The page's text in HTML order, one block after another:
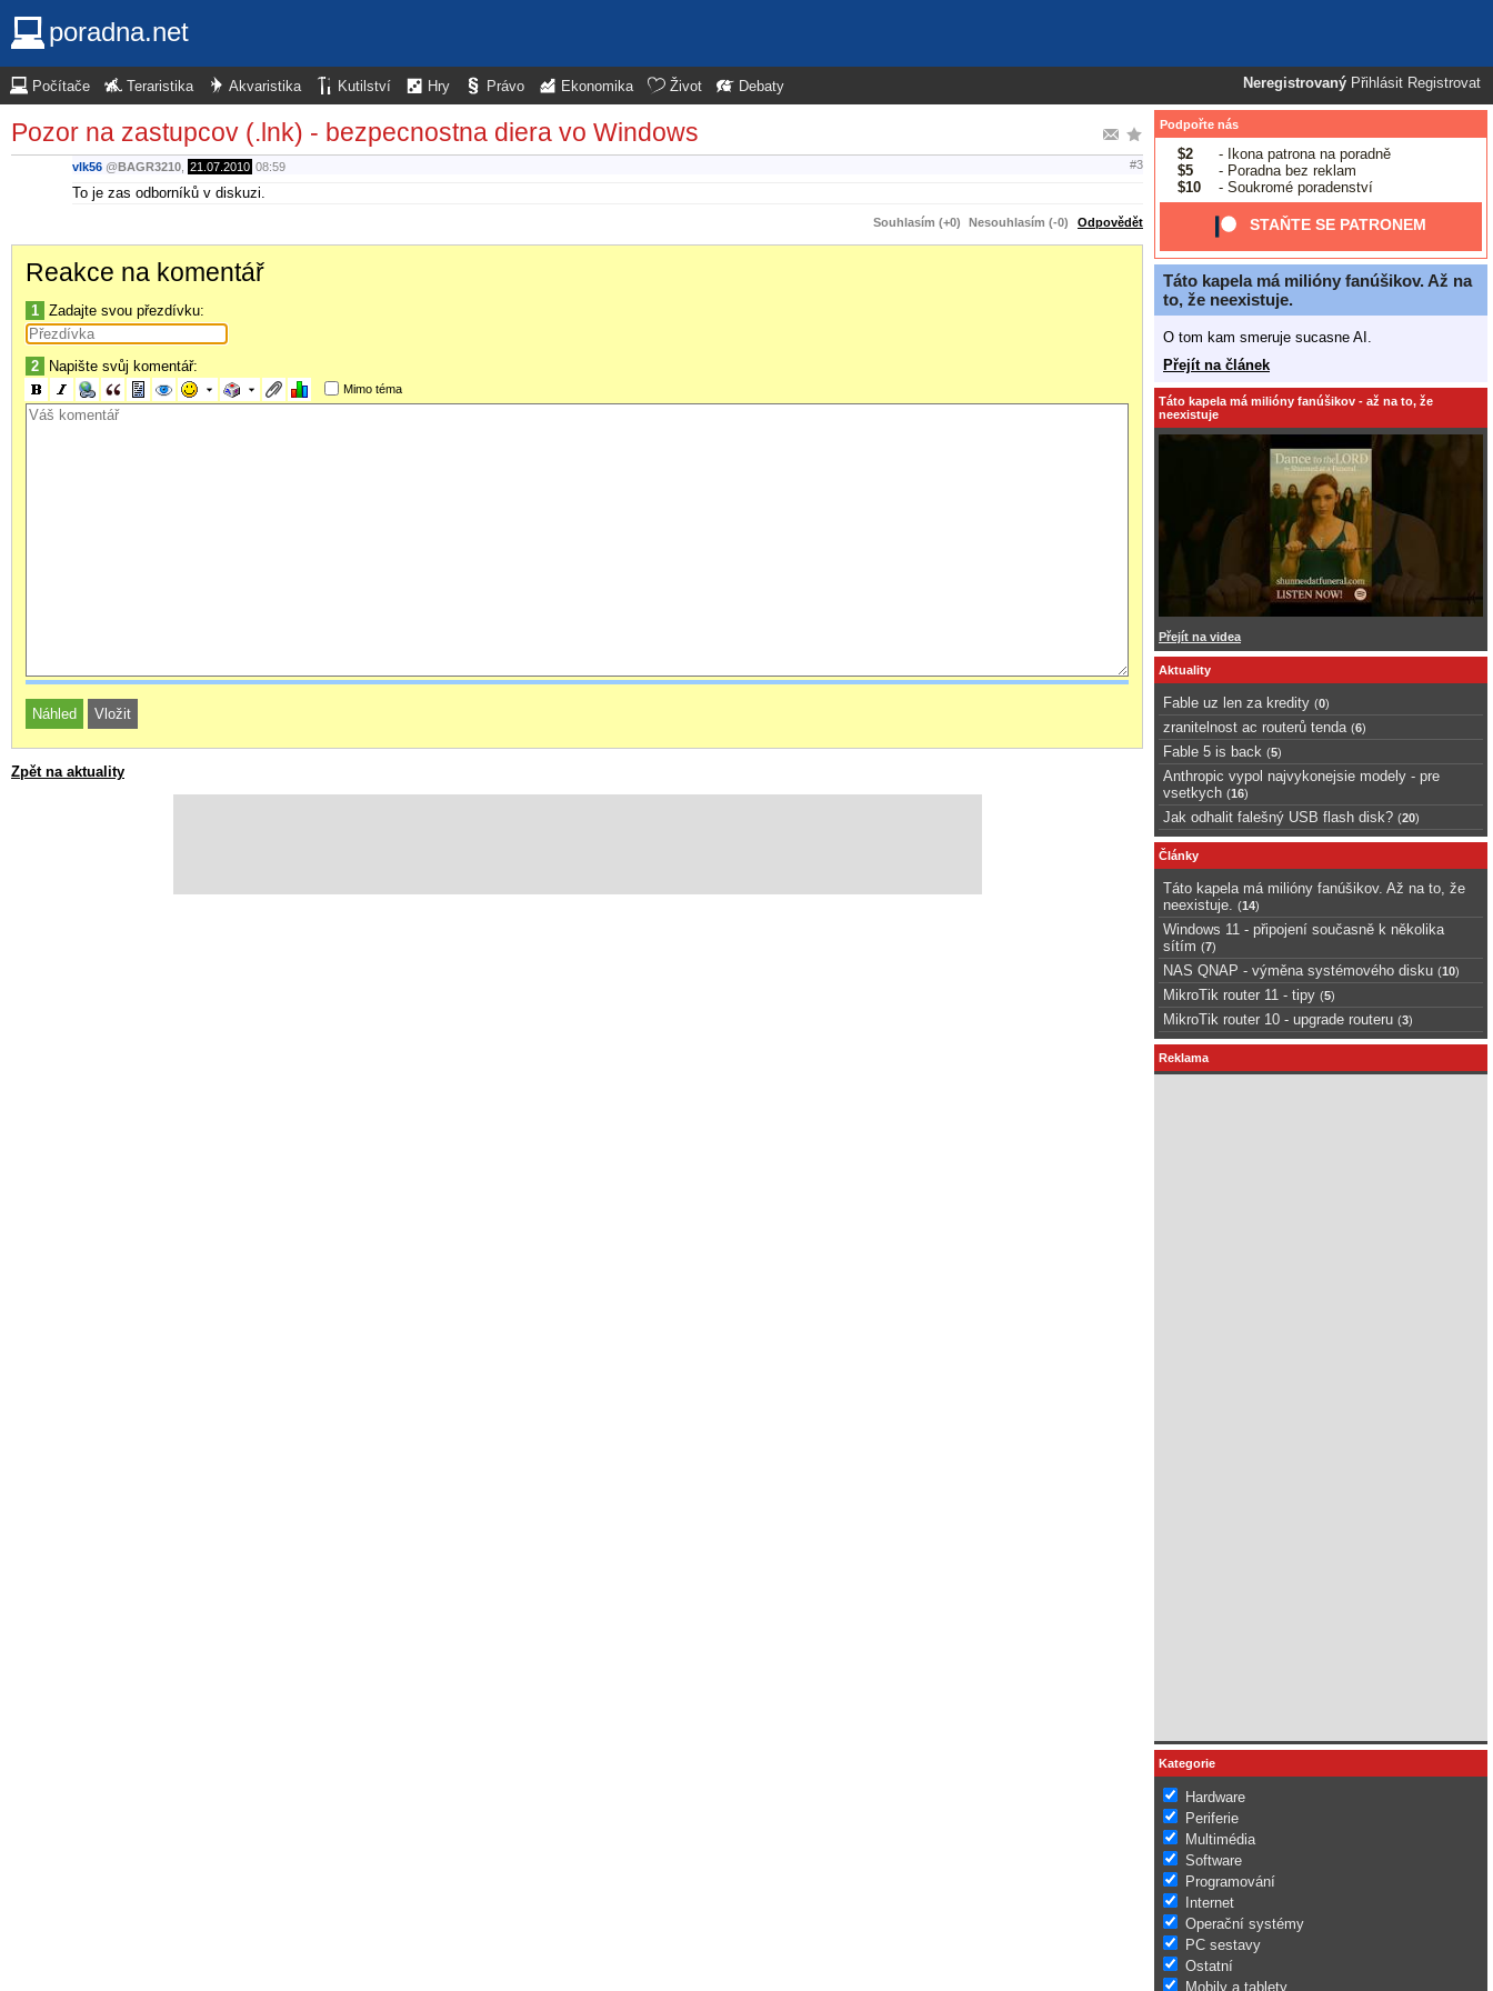
poradna.net
Neregistrovaný Přihlásit Registrovat
Počítače Teraristika Akvaristika Kutilství Hry Právo Ekonomika Život Debaty
Pozor na zastupcov (.lnk) - bezpecnostna diera vo Windows
vlk56 @BAGR3210 21.07.2010 08:59 #3
To je zas odborníků v diskuzi.
Souhlasím (+0) Nesouhlasím (-0) Odpovědět
Reakce na komentář
1 Zadajte svou přezdívku:
2 Napište svůj komentář:
Mimo téma
Zpět na aktuality
Podpořte nás
$2
- Ikona patrona na poradně
$5
- Poradna bez reklam
$10
- Soukromé poradenství
STAŇTE SE PATRONEM
Táto kapela má milióny fanúšikov. Až na
to, že neexistuje.
O tom kam smeruje sucasne AI.
Přejít na článek
Táto kapela má milióny fanúšikov - až na to, že
neexistuje
Přejít na videa
Aktuality
Fable uz len za kredity (0)
zranitelnost ac routerů tenda (6)
Fable 5 is back (5)
Anthropic vypol najvykonejsie modely - pre
vsetkych (16)
Jak odhalit falešný USB flash disk? (20)
Články
Táto kapela má milióny fanúšikov. Až na to, že
neexistuje.
(14)
Windows 11 - připojení současně k několika
sítím (7)
NAS QNAP - výměna systémového disku (10)
MikroTik router 11 - tipy (5)
MikroTik router 10 - upgrade routeru (3)
Reklama
Kategorie
Hardware
Periferie
Multimédia
Software
Programování
Internet
Operační systémy
PC sestavy
Ostatní
Mobily a tablety